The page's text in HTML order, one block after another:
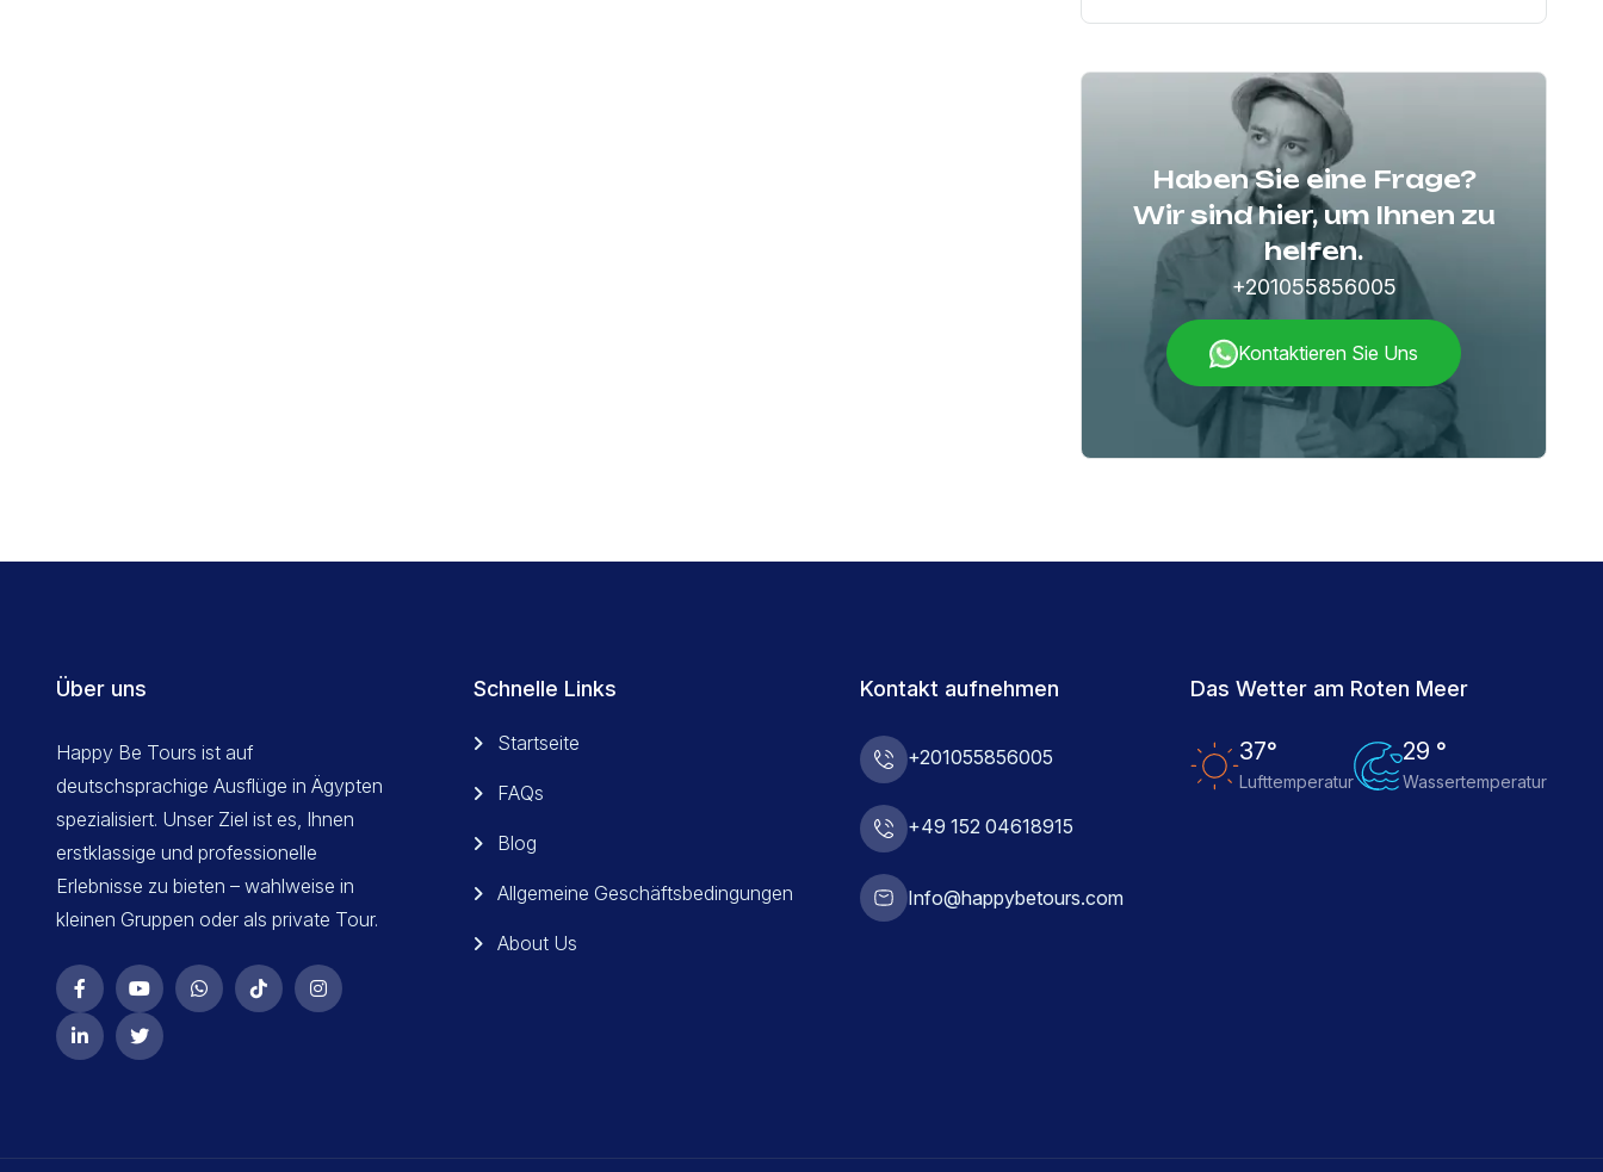
Haben Sie eine Frage?
Wir sind hier, um Ihnen zu
helfen.
+201055856005
Kontaktieren Sie Uns
Über uns
Happy Be Tours ist auf
deutschsprachige Ausflüge in Ägypten
spezialisiert. Unser Ziel ist es, Ihnen
erstklassige und professionelle
Erlebnisse zu bieten – wahlweise in
kleinen Gruppen oder als private Tour.
Schnelle Links
Startseite
FAQs
Blog
Allgemeine Geschäftsbedingungen
About Us
Kontakt aufnehmen
+201055856005
+49 152 04618915
Info@happybetours.com
Das Wetter am Roten Meer
37°
Lufttemperatur
29 °
Wassertemperatur